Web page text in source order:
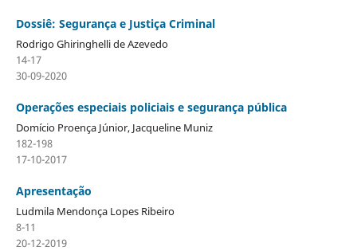
Dossiê: Segurança e Justiça Criminal
Rodrigo Ghiringhelli de Azevedo
14-17
30-09-2020
Operações especiais policiais e segurança pública
Domício Proença Júnior, Jacqueline Muniz
182-198
17-10-2017
Apresentação
Ludmila Mendonça Lopes Ribeiro
8-11
20-12-2019